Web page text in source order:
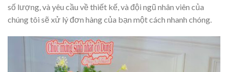
số lượng, và yêu cầu về thiết kế, và đội ngũ nhân viên của
chúng tôi sẽ xử lý đơn hàng của bạn một cách nhanh chóng.